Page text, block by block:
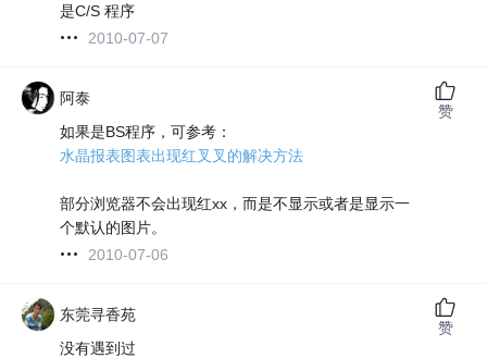
是C/S 程序
2010-07-07
阿泰
如果是BS程序，可参考：
水晶报表图表出现红叉叉的解决方法
部分浏览器不会出现红xx，而是不显示或者是显示一
个默认的图片。
2010-07-06
赞
东莞寻香苑
没有遇到过
赞